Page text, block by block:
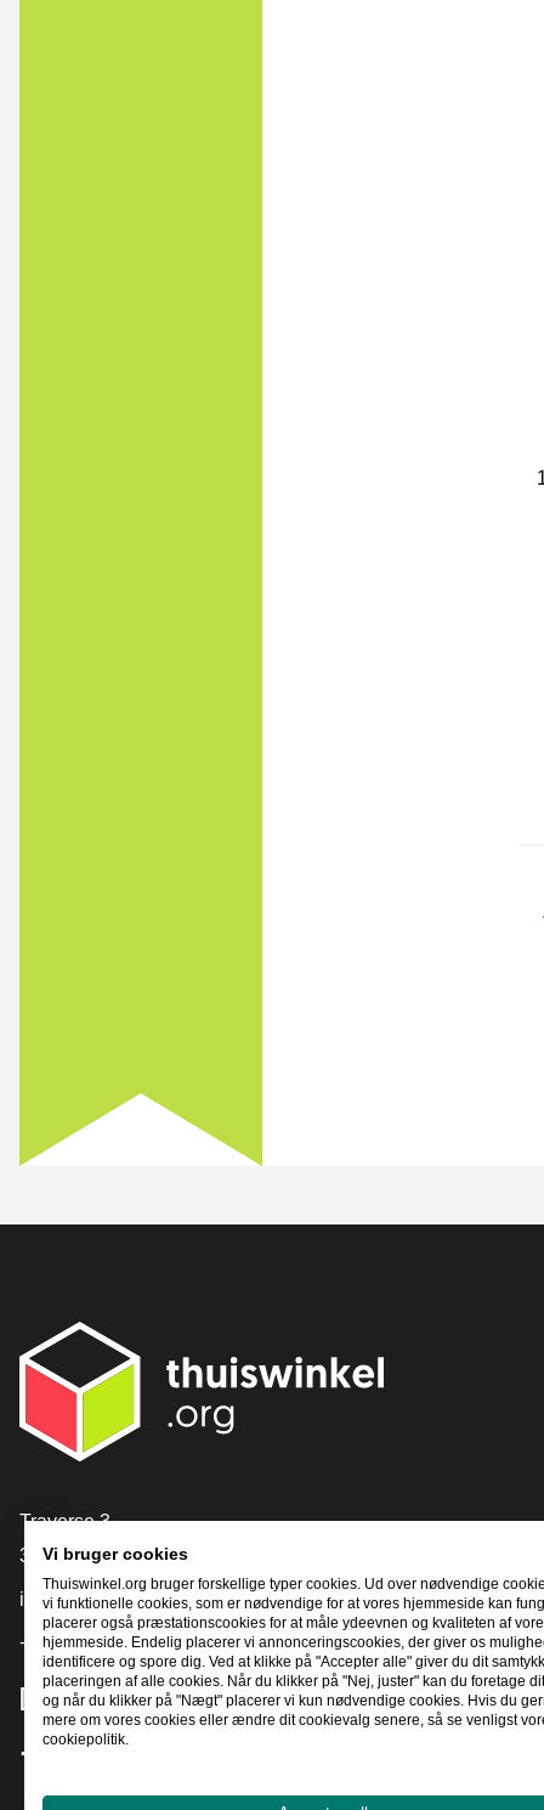
[_General:Contact]
Traverse 3
3905 NL Veenendaal
info@thuiswinkel.org
+31 (0)318 64 85 75
[_General:SocialMediaTitle]
Vi bruger cookies
Thuiswinkel.org bruger forskellige typer cookies. Ud over nødvendige
vi funktionelle cookies, som er nødvendige for at vores hjemmeside kan
placerer også præstationscookies for at måle ydeevnen og kvaliteten af
hjemmeside. Endelig placerer vi annonceringscookies, der giver os
identificere og spore dig. Ved at klikke på "Accepter alle" giver du dit
placeringen af ​​alle cookies. Når du klikker på "Nej, juster" kan du foretage
og når du klikker på "Nægt" placerer vi kun nødvendige cookies. Hvis du
mere om vores cookies eller ændre dit cookievalg senere, så se venligst
cookiepolitik.